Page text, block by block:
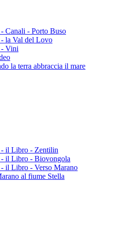
Canali - Porto Buso
la Val del Lovo
Vini
la terra abbraccia il mare
il Libro - Zentilin
il Libro - Biovongola
il Libro - Verso Marano
al fiume Stella